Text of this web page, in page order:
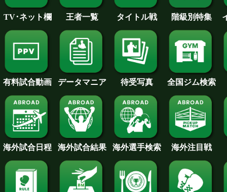
TV･ネット欄 王者一覧 タイトル戦 階級別特集
有料試合動画 データマニア 待受写真 全国ジム検索
海外試合日程 海外試合結果 海外選手検索 海外注目戦